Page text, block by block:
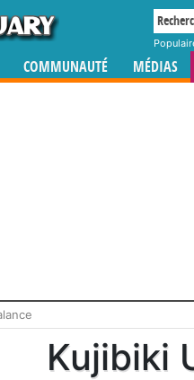
COMMUNAUTÉ MÉDIAS
Kujibiki